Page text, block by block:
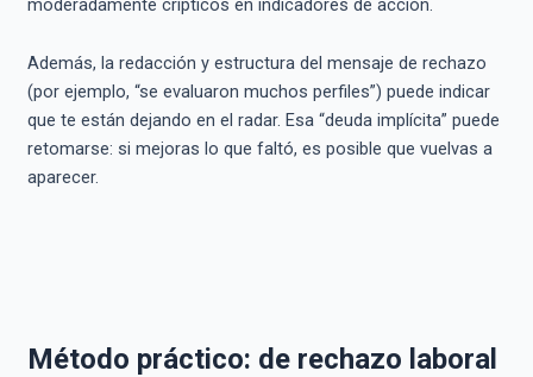
moderadamente crípticos en indicadores de acción.
Además, la redacción y estructura del mensaje de rechazo
(por ejemplo, “se evaluaron muchos perfiles”) puede indicar
que te están dejando en el radar. Esa “deuda implícita” puede
retomarse: si mejoras lo que faltó, es posible que vuelvas a
aparecer.
Método práctico: de rechazo laboral